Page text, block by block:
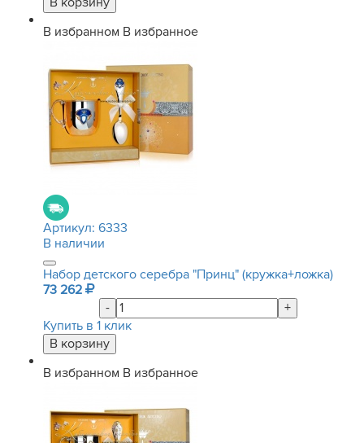
В избранном В избранное
Артикул: 6333
В наличии
Набор детского серебра "Принц" (кружка+ложка)
73 262
-
+
Купить в 1 клик
В избранном В избранное